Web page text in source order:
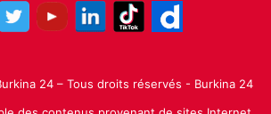
24 – Tous droits réservés - Burkina 24